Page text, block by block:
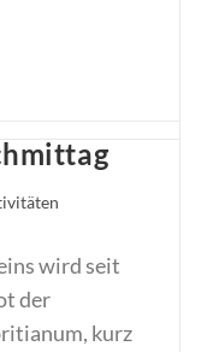
wird seit
der
kurz